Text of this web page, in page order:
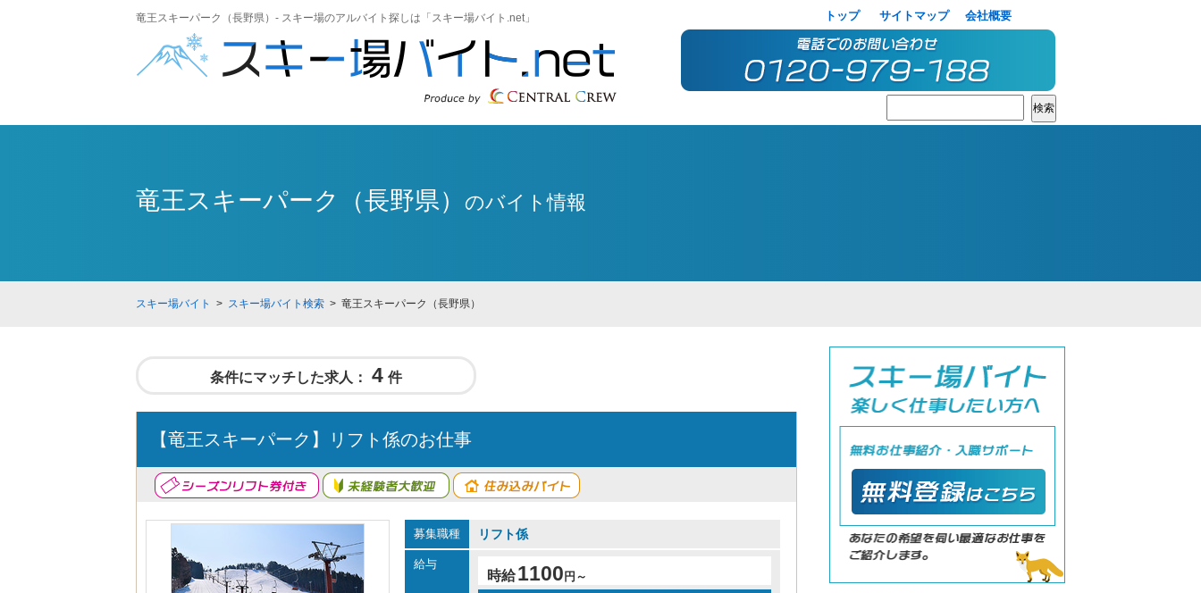
竜王スキーパーク（長野県）- スキー場のアルバイト探しは「スキー場バイト.net」 トップ サイトマップ 会社概要
竜王スキーパーク（長野県） のバイト情報
スキー場バイト > スキー場バイト検索 > 竜王スキーパーク（長野県）
条件にマッチした求人： 4 件
【竜王スキーパーク】リフト係のお仕事
募集職種 リフト係
給与
時給1100 円～